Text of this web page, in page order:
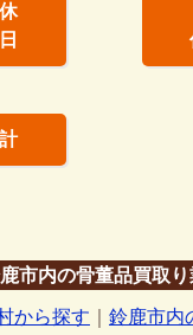
市内の骨董品買取
から探す
鈴鹿市内